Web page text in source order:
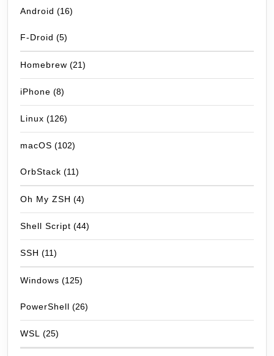
Android (16)
F-Droid (5)
Homebrew (21)
iPhone (8)
Linux (126)
macOS (102)
OrbStack (11)
Oh My ZSH (4)
Shell Script (44)
SSH (11)
Windows (125)
PowerShell (26)
WSL (25)